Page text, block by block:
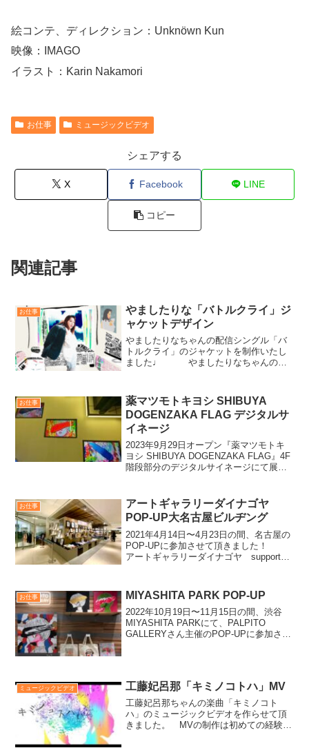
絵コンテ、ディレクション：Unknöwn Kun
映像：IMAGO
イラスト：Karin Nakamori
お仕事 ミュージックビデオ
シェアする
X Facebook LINE
コピー
関連記事
お仕事
やましたりな「バトルクライ」ジ
ャケットデザイン
やましたりなちゃんの配信シングル「バ
トルクライ」のジャケットを制作いたし
ました♩ やましたりなちゃんのジ
いました☺︎
お仕事
薬マツモトキヨシ SHIBUYA
DOGENZAKA FLAG デジタルサ
イネージ
2023年9月29日オープン『薬マツモトキ
ヨシ SHIBUYA DOGENZAKA FLAG』4F
階段部分のデジタルサイネージにて展示
お声がけ頂きました株式会社プラスア
ー...
お仕事
アートギャラリーダイナゴヤ
POP-UP大名古屋ビルヂング
2021年4月14日〜4月23日の間、名古屋の
POP-UPに参加させて頂きました！
アートギャラリーダイナゴヤ supported
家】YOICHIRO...
お仕事 MIYASHITA PARK POP-UP
2022年10月19日〜11月15日の間、渋谷
MIYASHITA PARKにて、PALPITO
GALLERYさん主催のPOP-UPに参加させ
ミュージックビデオ 工藤妃呂那「キミノコトハ」MV
工藤妃呂那ちゃんの楽曲「キミノコト
ハ」のミュージックビデオを作らせて頂
きました。 MVの制作は初めての経験で